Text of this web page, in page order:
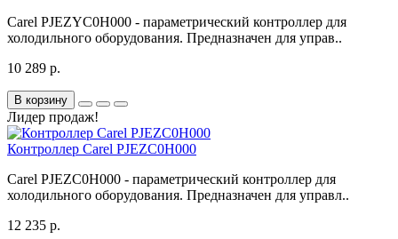
Carel PJEZYC0H000 - параметрический контроллер для
холодильного оборудования. Предназначен для управ..
10 289 р.
В корзину
Лидер продаж!
Контроллер Carel PJEZC0H000
Carel PJEZC0H000 - параметрический контроллер для
холодильного оборудования. Предназначен для управл..
12 235 р.